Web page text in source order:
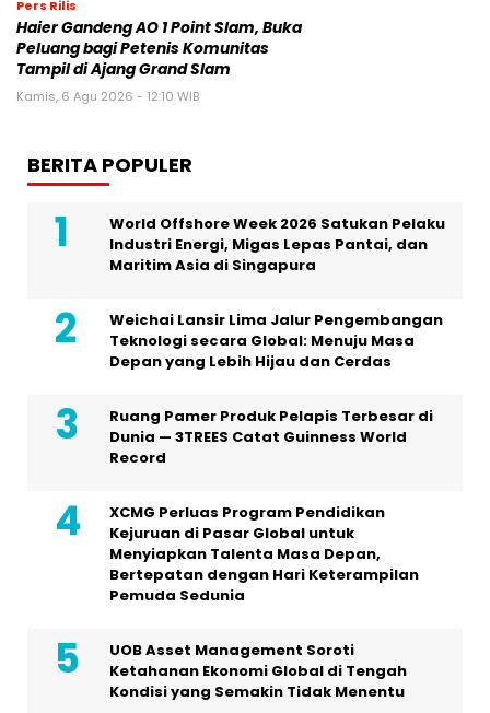
Pers Rilis
Haier Gandeng AO 1 Point Slam, Buka
Peluang bagi Petenis Komunitas
Tampil di Ajang Grand Slam
Kamis, 6 Agu 2026 - 12:10 WIB
BERITA POPULER
World Offshore Week 2026 Satukan Pelaku
Industri Energi, Migas Lepas Pantai, dan
Maritim Asia di Singapura
Weichai Lansir Lima Jalur Pengembangan
Teknologi secara Global: Menuju Masa
Depan yang Lebih Hijau dan Cerdas
Ruang Pamer Produk Pelapis Terbesar di
Dunia — 3TREES Catat Guinness World
Record
XCMG Perluas Program Pendidikan
Kejuruan di Pasar Global untuk
Menyiapkan Talenta Masa Depan,
Bertepatan dengan Hari Keterampilan
Pemuda Sedunia
UOB Asset Management Soroti
Ketahanan Ekonomi Global di Tengah
Kondisi yang Semakin Tidak Menentu